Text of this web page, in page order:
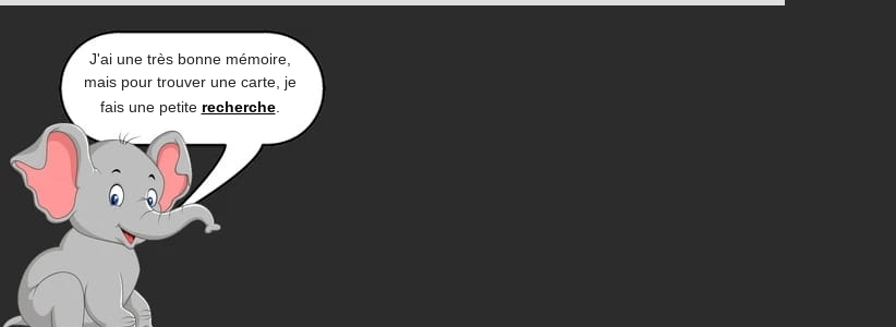
J'ai une très bonne mémoire,
mais pour trouver une carte, je
fais une petite recherche.